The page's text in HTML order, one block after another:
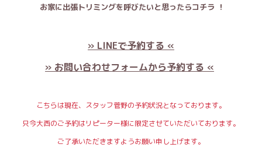
お家に出張トリミングを呼びたいと思ったらコチラ ！
» LINEで予約する «
» お問い合わせフォームから予約する «
こちらは現在、スタッフ菅野の予約状況となっております。
只今大西のご予約はリピーター様に限定させていただいております。
ご了承いただきますようお願い申し上げます。